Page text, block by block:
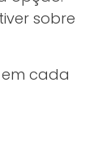
sobre
cada